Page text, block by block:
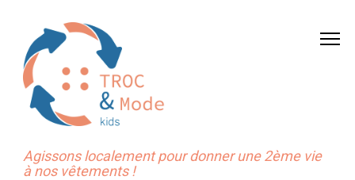
Agissons localement pour donner une 2ème vie
à nos vêtements !